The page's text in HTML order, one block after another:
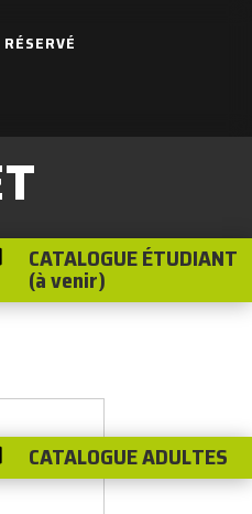
RÉSERVÉ
CATALOGUE ÉTUDIANT
(à venir)
CATALOGUE ADULTES